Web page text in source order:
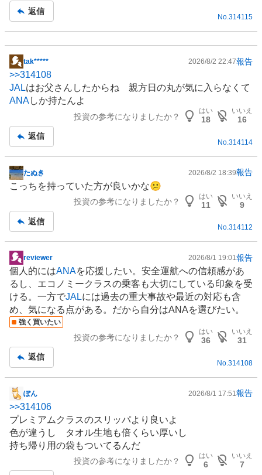
返信
No.314115
掲
示
板
記
tak***** 2026/8/2 22:47報告
>>314108
JALはお父さんしたからね 親方日の丸が気に入らなくて
ANAしか持たんよ
投資の参考になりましたか？
はい
18
いいえ
16
返信
No.314114
掲
示
事
たぬき 2026/8/2 18:39報告
こっちを持っていた方が良いかな😕
投資の参考になりましたか？
はい
11
いいえ
9
返信
No.314112
掲
示
板
記
事
reviewer 2026/8/1 19:01報告
個人的にはANAを応援したい。安全運航への信頼感があ
るし、エコノミークラスの乗客も大切にしている印象を受
ける。一方でJALには過去の重大事故や最近の対応も含
め、気になる点がある。だから自分はANAを選びたい。
強く買いたい
投資の参考になりましたか？
はい
36
いいえ
31
返信
No.314108
掲
示
板
記
事
ぽん 2026/8/1 17:51報告
>>314106
プレミアムクラスのスリッパより良いよ
色が違うし タオル生地も倍くらい厚いし
持ち帰り用の袋もついてるんだ
投資の参考になりましたか？
はい
6
いいえ
7